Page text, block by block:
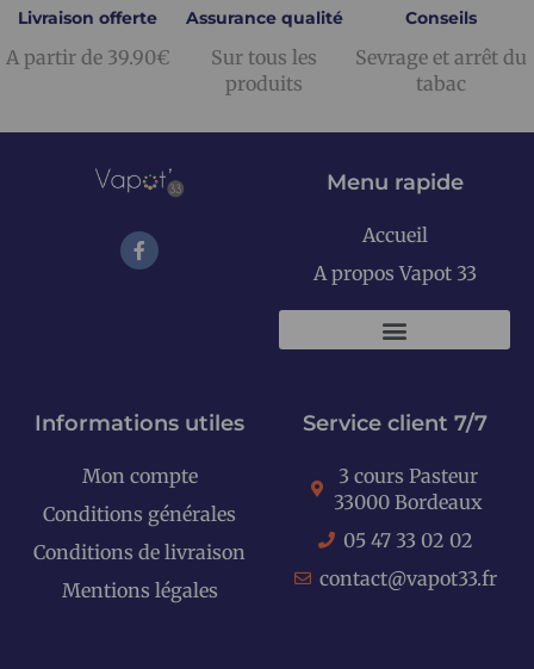
Livraison offerte
A partir de 39.90€
Assurance qualité
Sur tous les
produits
Conseils
Sevrage et arrêt du
tabac
Menu rapide
Accueil
A propos Vapot 33
Informations utiles
Mon compte
Conditions générales
Conditions de livraison
Mentions légales
Service client 7/7
3 cours Pasteur
33000 Bordeaux
05 47 33 02 02
contact@vapot33.fr